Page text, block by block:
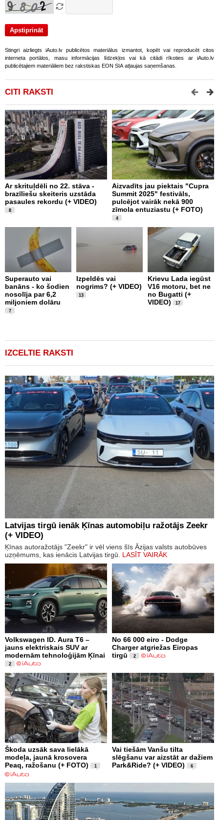
Stingri aizliegts iAuto.lv publicētos materiālus izmantot, kopēt vai reproducēt citos
interneta portālos, masu informācijas līdzekļos vai kā citādi rīkoties ar iAuto.lv
publicētajiem materiāliem bez rakstiskas EON SIA atļaujas saņemšanas.
CITI RAKSTI
Ar skrituļdēli no 22. stāva -
brazīliešu skeiteris uzstāda
pasaules rekordu (+ VIDEO)
8
Aizvadīts jau piektais "Cupra
Summit 2025" festivāls,
pulcējot vairāk nekā 900
zīmola entuziastu (+ FOTO)
4
Superauto vai
banāns - ko šodien
nosolīja par 6,2
miljoniem dolāru
7
Izpeldēs vai
nogrims? (+ VIDEO)
13
Krievu Lada iegūst
V16 motoru, bet ne
no Bugatti (+
VIDEO)
17
IZCELTIE RAKSTI
Latvijas tirgū ienāk Ķīnas automobiļu ražotājs Zeekr
(+ VIDEO)
Ķīnas autoražotājs "Zeekr" ir vēl viens šīs Āzijas valsts autobūves
uzņēmums, kas ienācis Latvijas tirgū. LASĪT VAIRĀK
Volkswagen ID. Aura T6 –
jauns elektriskais SUV ar
modernām tehnoloģijām Ķīnai
2
No 66 000 eiro - Dodge
Charger atgriežas Eiropas
tirgū
2
Škoda uzsāk sava lielākā
modeļa, jaunā krosovera
Peaq, ražošanu (+ FOTO)
1
Vai tiešām Vanšu tilta
slēgšanu var aizstāt ar dažiem
Park&Ride? (+ VIDEO)
6